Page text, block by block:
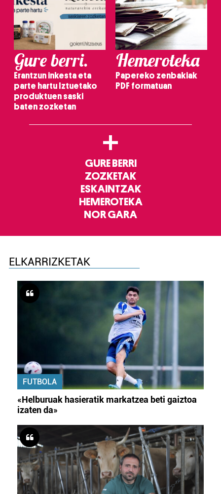
Gure berri.
Erantzun inkesta eta
parte hartu Iztuetako
produktuen saski
baten zozketan
Hemeroteka
Papereko zenbakiak
PDF formatuan
+
GURE BERRI
ZOZKETAK
ESKAINTZAK
HEMEROTEKA
NOR GARA
ELKARRIZKETAK
FUTBOLA
«Helburuak hasieratik markatzea beti gaiztoa
izaten da»